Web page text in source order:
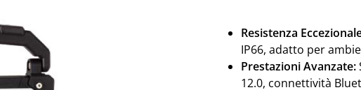
Resistenza
IP66, adatto per
Prestazioni Avanzate:
12.0, connettività